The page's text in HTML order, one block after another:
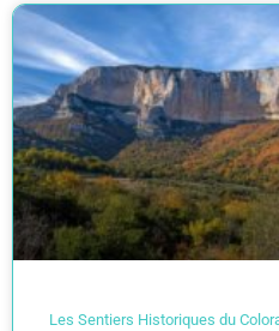
Les Sentiers Historiques du